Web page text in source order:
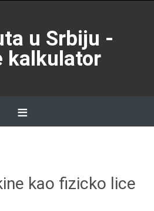
u Srbiju -
kalkulator
≡
kao fizicko lice